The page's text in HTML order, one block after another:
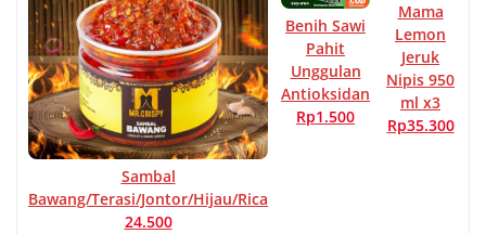
Sambal
Bawang/Terasi/Jontor/Hijau/Rica
24.500
Benih Sawi
Pahit
Unggulan
Antioksidan
Rp1.500
Mama
Lemon
Jeruk
Nipis 950
ml x3
Rp35.300